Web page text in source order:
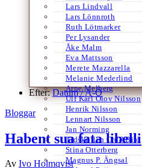
Lars Lindvall
Lars Lönnroth
Ruth Lötmarker
Per Lysander
Åke Malm
Eva Mattsson
Merete Mazzarella
Melanie Mederlind
Arne Melberg
Ulf Karl Olov Nilsson
Henrik Nilsson
Lennart Nilsson
Jan Norming
Tidskriften Ord&Bild
Stina Otterberg
Magnus P. Ängsal
Efter:Datum /A-Ö
Bloggar
Habent sua fata libelli
Av Ivo Holmqvist